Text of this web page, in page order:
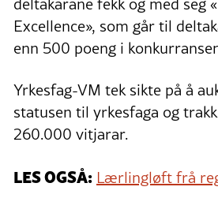
Excellence», som går til
enn 500 poeng i
Yrkesfag-VM tek sikte på å
statusen til yrkesfaga og
260.000 vitjarar.
LES OGSÅ: Lærlingløft frå